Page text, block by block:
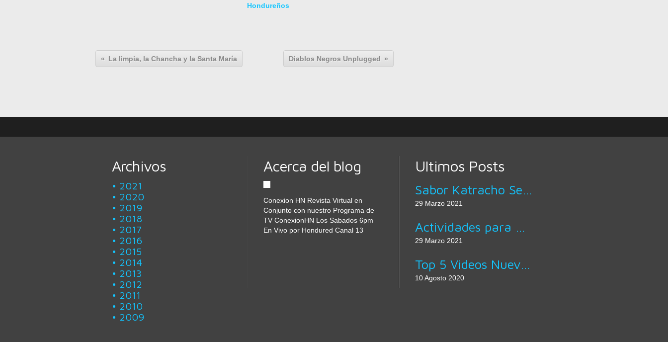
Hondureños
La limpia, la Chancha y la Santa María Diablos Negros Unplugged
Archivos
2021
2020
2019
2018
2017
2016
2015
2014
2013
2012
2011
2010
2009
Acerca del blog
Conexion HN Revista Virtual en
Conjunto con nuestro Programa de
TV ConexionHN Los Sabados 6pm
En Vivo por Hondured Canal 13
Ultimos Posts
29 Marzo 2021
29 Marzo 2021
10 Agosto 2020